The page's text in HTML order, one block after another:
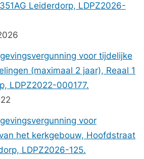
Leiderdorp, LDPZ2026-
voor tijdelijke
(maximaal 2 jaar), Reaal 1
LDPZ2022-000177.
voor
het kerkgebouw, Hoofdstraat
LDPZ2026-125.